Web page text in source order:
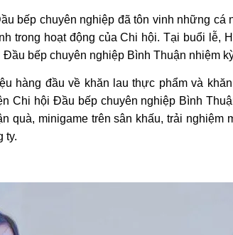
bếp chuyên nghiệp đã tôn vinh những cá
trong hoạt động của Chi hội. Tại buổi lễ,
bếp chuyên nghiệp Bình Thuận nhiệm
hàng đầu về khăn lau thực phẩm và
Chi hội Đầu bếp chuyên nghiệp Bình
quà, minigame trên sân khấu, trải nghiệm
ty.